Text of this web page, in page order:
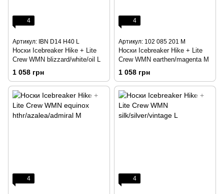
4
Артикул: IBN D14 H40 L
Носки Icebreaker Hike + Lite
Crew WMN blizzard/white/oil L
1 058 грн
4
Артикул: 102 085 201 M
Носки Icebreaker Hike + Lite
Crew WMN earthen/magenta M
1 058 грн
4 4